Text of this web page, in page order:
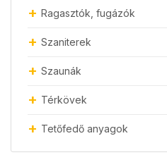
Ragasztók, fugázók
Szaniterek
Szaunák
Térkövek
Tetőfedő anyagok